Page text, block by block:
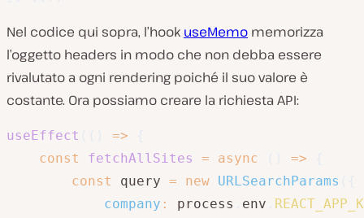
Nel codice qui sopra, l’hook useMemo memorizza
l’oggetto headers in modo che non debba essere
rivalutato a ogni rendering poiché il suo valore è
costante. Ora possiamo creare la richiesta API:
useEffect =>
const
fetchAllSites = async =>
const
query = new URLSearchParams
company : process env